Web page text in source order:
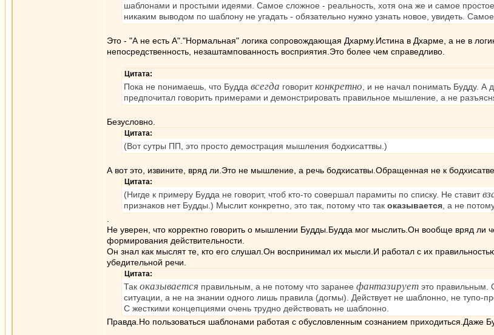
шаблонами и простыми идеями. Самое сложное - реальность, хотя она же и самое
никаким выводом по шаблону не угадать - обязательно нужно узнать новое, увидеть.
Это - "А не есть А"."Нормальная" логика сопровождающая Дхарму.Истина в Дхарме, а не в
непосредственность, незаштампованность восприятия.Это более чем справедливо.
Цитата:
Пока не понимаешь, что Будда всегда говоритконкретно , и не начал понимать Будду.
предпочитал говорить примерами и демонстрировать правильное мышление, а не
Безусловно.
Цитата:
(Вот сутры ПП, это просто демострация мышления бодхисаттвы.)
А вот это, извините, вряд ли.Это не мышление, а речь бодхисатвы.Обращенная не к
Цитата:
(Нигде к примеру Будда не говорит, чтоб кто-то совершал парамиты по списку. Не ставит
признаков нет Будды.) Мыслит конкретно, это так, потому что так оказывается , а не
Не уверен, что корректно говорить о мышлении Будды.Будда мог мыслить.Он вообще вряд ли
формирования действительности.
Он знал как мыслят те, кто его слушал.Он воспринимал их мысли.И работал с их
убедительной речи.
Цитата:
Так оказывается правильным, а не потому что заранее фантазирует это правильным.
ситуации, а не на знании одного лишь правила (догмы). Действует не шаблонно, не тупо-
С жесткими концепциями очень трудно действовать не шаблонно.
Правда.Но пользоваться шаблонами работая с обусловленным сознанием приходиться.Даже